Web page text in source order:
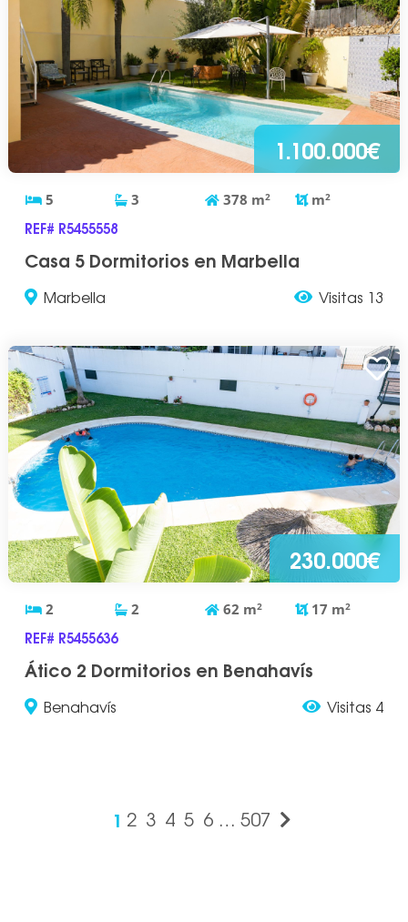
1.100.000€
5 3 378 m2 m2
REF# R5455558
Casa 5 Dormitorios en Marbella
Marbella Visitas 13
230.000€
2 2 62 m2 17 m2
REF# R5455636
Ático 2 Dormitorios en Benahavís
Benahavís Visitas 4
1 2 3 4 5 6 … 507